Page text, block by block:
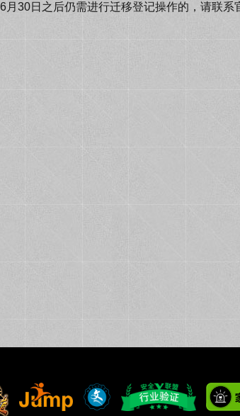
30日之后仍需进行迁移登记操作的，请联系